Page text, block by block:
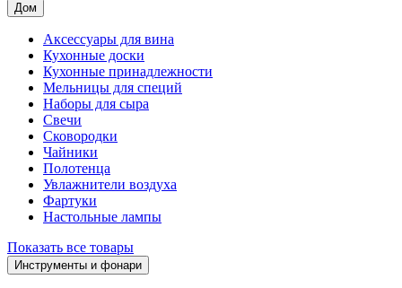
Дом
Аксессуары для вина
Кухонные доски
Кухонные принадлежности
Мельницы для специй
Наборы для сыра
Свечи
Сковородки
Чайники
Полотенца
Увлажнители воздуха
Фартуки
Настольные лампы
Показать все товары
Инструменты и фонари